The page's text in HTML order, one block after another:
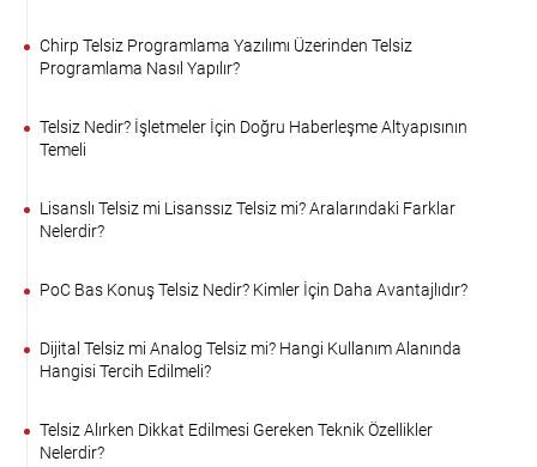
Chirp Telsiz Programlama Yazılımı Üzerinden Telsiz
Programlama Nasıl Yapılır?
Telsiz Nedir? İşletmeler İçin Doğru Haberleşme Altyapısının
Temeli
Lisanslı Telsiz mi Lisanssız Telsiz mi? Aralarındaki Farklar
Nelerdir?
PoC Bas Konuş Telsiz Nedir? Kimler İçin Daha Avantajlıdır?
Dijital Telsiz mi Analog Telsiz mi? Hangi Kullanım Alanında
Hangisi Tercih Edilmeli?
Telsiz Alırken Dikkat Edilmesi Gereken Teknik Özellikler
Nelerdir?